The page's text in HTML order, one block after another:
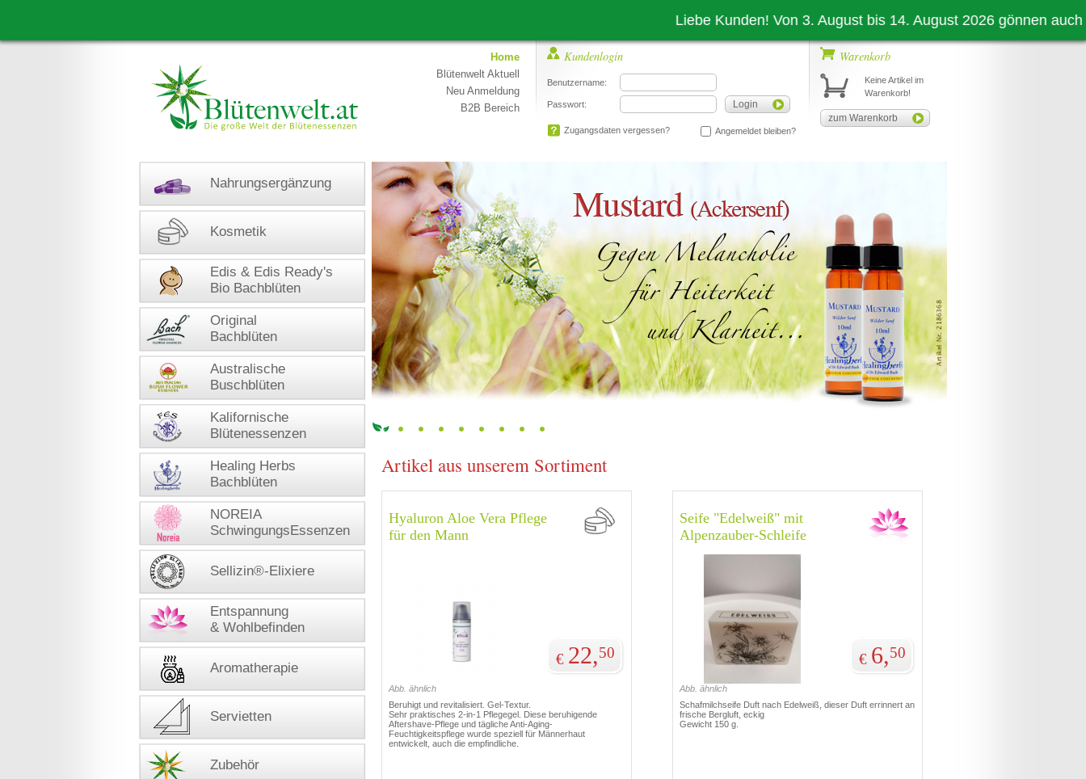
Liebe Kunden! Von 3. August bis 14. August 2026 gönnen auch wir
Home
Blütenwelt Aktuell
Neu Anmeldung
B2B Bereich
Kundenlogin
Benutzername:
Passwort: Login
Zugangsdaten vergessen? Angemeldet bleiben?
Warenkorb
Keine Artikel im
Warenkorb!
zum Warenkorb
Nahrungsergänzung
Kosmetik
Edis & Edis Ready's
Bio Bachblüten
Original
Bachblüten
Australische
Buschblüten
Kalifornische
Blütenessenzen
Healing Herbs
Bachblüten
NOREIA
SchwingungsEssenzen
Sellizin®-Elixiere
Entspannung
& Wohlbefinden
Aromatherapie
Servietten
Zubehör
Artikel aus unserem Sortiment
Hyaluron Aloe Vera Pflege
für den Mann
Abb. ähnlich
€ 22,50
Beruhigt und revitalisiert. Gel-Textur.
Sehr praktisches 2-in-1 Pflegegel. Diese beruhigende
Aftershave-Pflege und tägliche Anti-Aging-
Feuchtigkeitspflege wurde speziell für Männerhaut
entwickelt, auch die empfindliche.
Seife "Edelweiß" mit
Alpenzauber-Schleife
Abb. ähnlich
€ 6,50
Schafmilchseife Duft nach Edelweiß, dieser Duft errinnert an
frische Bergluft, eckig
Gewicht 150 g.